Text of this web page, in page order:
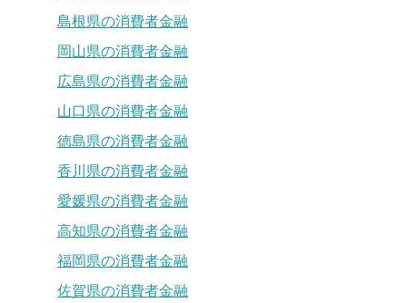
島根県の消費者金融
岡山県の消費者金融
広島県の消費者金融
山口県の消費者金融
徳島県の消費者金融
香川県の消費者金融
愛媛県の消費者金融
高知県の消費者金融
福岡県の消費者金融
佐賀県の消費者金融